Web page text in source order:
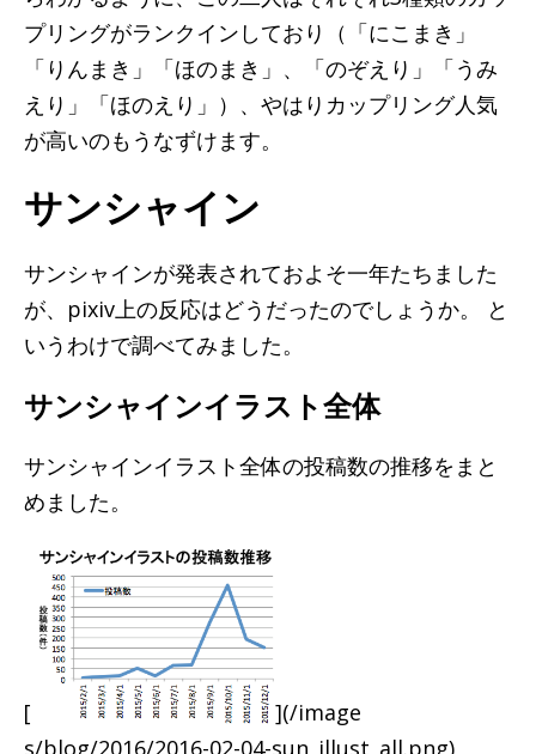
プリングがランクインしており（「にこまき」
「りんまき」「ほのまき」、「のぞえり」「うみ
えり」「ほのえり」）、やはりカップリング人気
が高いのもうなずけます。
サンシャイン
サンシャインが発表されておよそ一年たちました
が、pixiv上の反応はどうだったのでしょうか。 と
いうわけで調べてみました。
サンシャインイラスト全体
サンシャインイラスト全体の投稿数の推移をまと
めました。
[
](/image
s/blog/2016/2016-02-04-sun_illust_all.png)